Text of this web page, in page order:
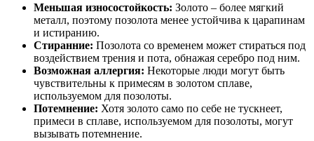
Меньшая износостойкость: Золото – более мягкий
металл, поэтому позолота менее устойчива к царапинам
и истиранию.
Стиранние: Позолота со временем может стираться под
воздействием трения и пота, обнажая серебро под ним.
Возможная аллергия: Некоторые люди могут быть
чувствительны к примесям в золотом сплаве,
используемом для позолоты.
Потемнение: Хотя золото само по себе не тускнеет,
примеси в сплаве, используемом для позолоты, могут
вызывать потемнение.